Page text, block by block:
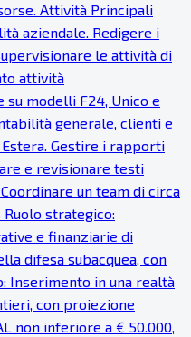
Attività Principali
aziendale. Redigere i
le attività di
attività
modelli F24, Unico e
generale, clienti e
Gestire i rapporti
e revisionare testi
un team di circa
Ruolo strategico:
e finanziarie di
difesa subacquea, con
Inserimento in una realtà
con proiezione
non inferiore a € 50.000,